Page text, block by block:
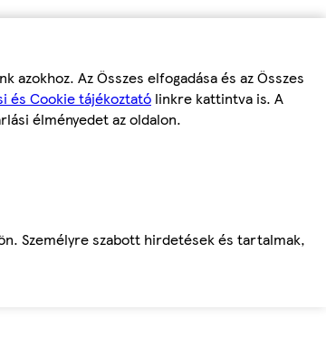
Az Összes elfogadása és az Összes
és Cookie tájékoztató linkre kattintva is. A
élményedet az oldalon.
Személyre szabott hirdetések és tartalmak,